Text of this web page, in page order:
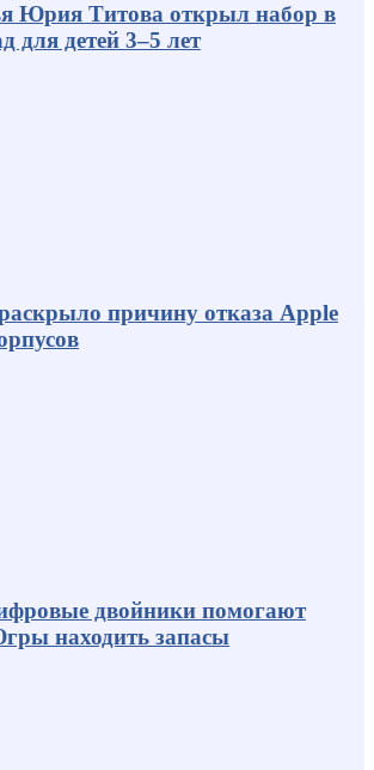
Юрия Титова открыл набор в
для детей 3–5 лет
причину отказа Apple
двойники помогают
находить запасы